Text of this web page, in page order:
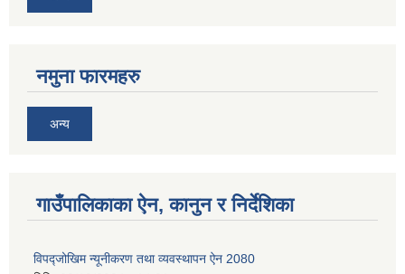
नमुना फारमहरु
अन्य
गाउँपालिकाका ऐन, कानुन र निर्देशिका
विपद्जोखिम न्यूनीकरण तथा व्यवस्थापन ऐन 2080